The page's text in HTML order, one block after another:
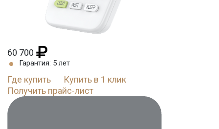
60 700
Гарантия: 5 лет
Где купить
Купить в 1 клик
Получить прайс-лист